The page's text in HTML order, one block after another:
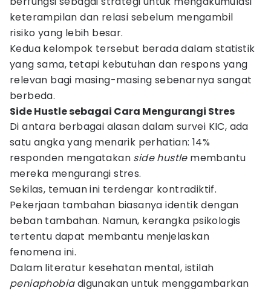
keterampilan dan relasi sebelum mengambil
risiko yang lebih besar.
Kedua kelompok tersebut berada dalam statistik
yang sama, tetapi kebutuhan dan respons yang
relevan bagi masing-masing sebenarnya sangat
berbeda.
Side Hustle sebagai Cara Mengurangi Stres
Di antara berbagai alasan dalam survei KIC, ada
satu angka yang menarik perhatian: 14%
responden mengatakan side hustlemembantu
mereka mengurangi stres.
Sekilas, temuan ini terdengar kontradiktif.
Pekerjaan tambahan biasanya identik dengan
beban tambahan. Namun, kerangka psikologis
tertentu dapat membantu menjelaskan
fenomena ini.
Dalam literatur kesehatan mental, istilah
peniaphobiadigunakan untuk menggambarkan